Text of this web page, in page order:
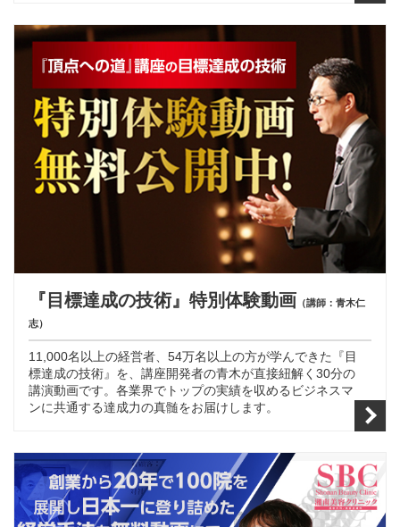
『目標達成の技術』特別体験動画 （講師：青木仁
志）
11,000名以上の経営者、54万名以上の方が学んできた『目
標達成の技術』を、講座開発者の青木が直接紐解く30分の
講演動画です。各業界でトップの実績を収めるビジネスマ
ンに共通する達成力の真髄をお届けします。